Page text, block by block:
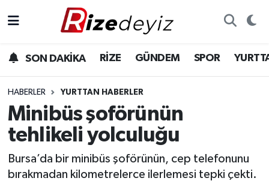
SON DAKİKA RİZE GÜNDEM SPOR
HABERLER YURTTAN HABERLER
Minibüs şoförünün
tehlikeli yolculuğu
Bursa’da bir minibüs şoförünün, cep telefonunu
bırakmadan kilometrelerce ilerlemesi tepki çekti.
Gündem
Yurttan Haberler
Ekonomi
Teknoloji
Rize Hava Durumu
Rize Trafik Yoğunluk Haritası
Süper Lig Puan Durumu ve Fikstür
Tüm Manşetler